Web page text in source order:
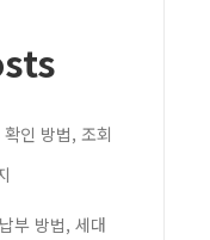
인 방법, 조회
부 방법, 세대